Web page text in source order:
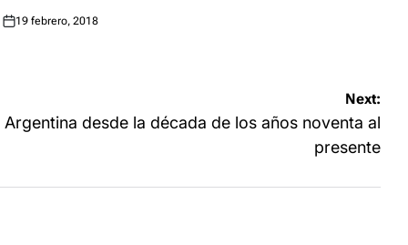
Posted
19 febrero, 2018
Next:
desde la década de los años noventa al
presente